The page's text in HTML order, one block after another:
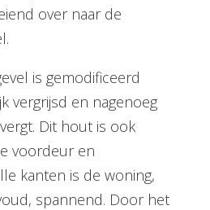
over naar de
is gemodificeerd
vergrijsd en nagenoeg
Dit hout is ook
voordeur en
kanten is de woning,
spannend. Door het